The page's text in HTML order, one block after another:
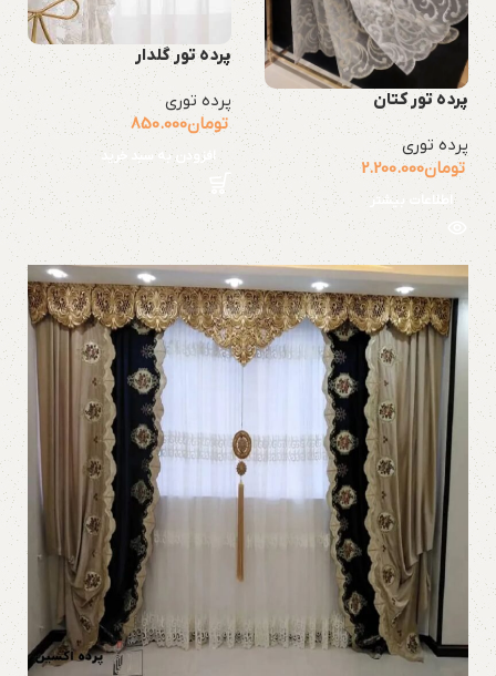
پرده تور کتان
پرده توری
تومان2.200.000
اطلاعات بیشتر
پرده تور گلدار
پرده توری
تومان850.000
افزودن به سبد خرید